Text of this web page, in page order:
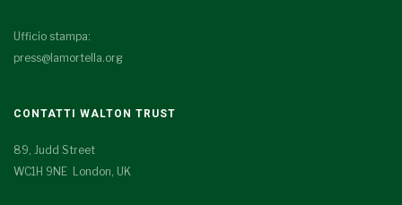
Ufficio stampa:
press@lamortella.org
CONTATTI WALTON TRUST
89, Judd Street
WC1H 9NE London, UK